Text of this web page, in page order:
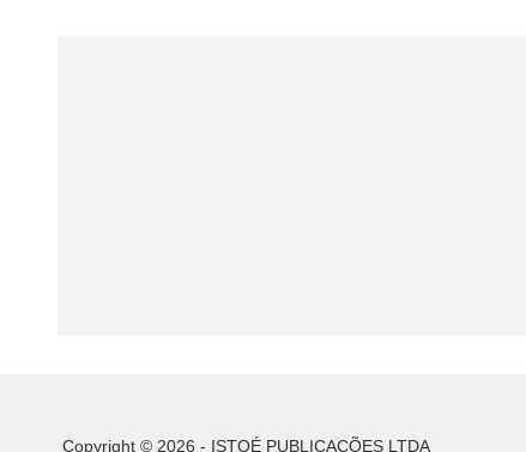
Copyright © 2026 - ISTOÉ PUBLICAÇÕES LTDA